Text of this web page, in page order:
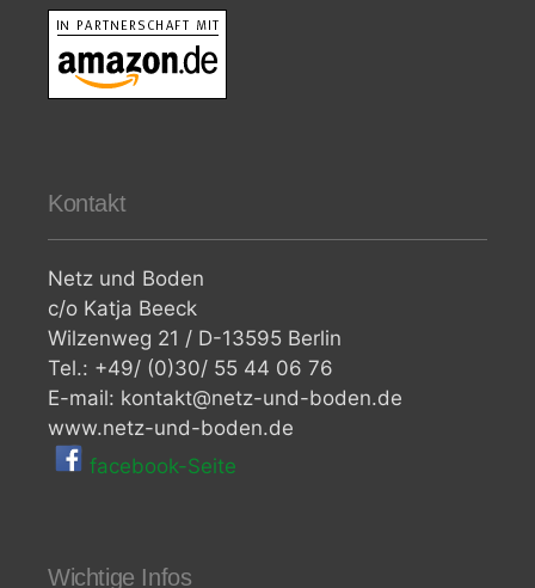
Kontakt
Netz und Boden
c/o Katja Beeck
Wilzenweg 21 / D-13595 Berlin
Tel.: +49/ (0)30/ 55 44 06 76
E-mail: kontakt@netz-und-boden.de
www.netz-und-boden.de
facebook-Seite
Wichtige Infos